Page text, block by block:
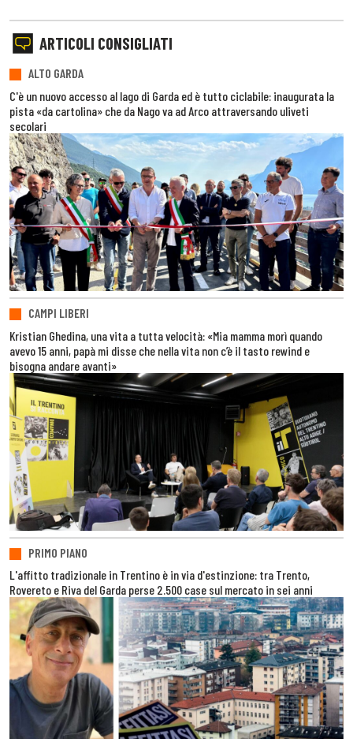
ARTICOLI CONSIGLIATI
ALTO GARDA
C'è un nuovo accesso al lago di Garda ed è tutto ciclabile: inaugurata la
pista «da cartolina» che da Nago va ad Arco attraversando uliveti
secolari
CAMPI LIBERI
Kristian Ghedina, una vita a tutta velocità: «Mia mamma morì quando
avevo 15 anni, papà mi disse che nella vita non c’è il tasto rewind e
bisogna andare avanti»
PRIMO PIANO
L'affitto tradizionale in Trentino è in via d'estinzione: tra Trento,
Rovereto e Riva del Garda perse 2.500 case sul mercato in sei anni